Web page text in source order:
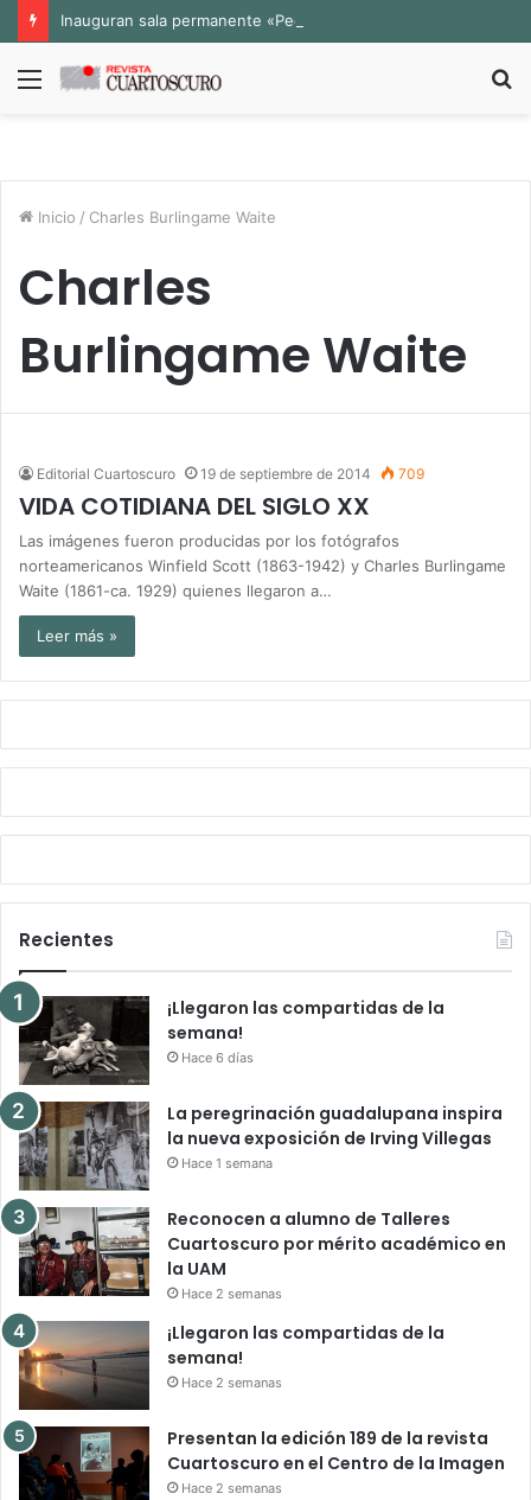
Menú
Inicio / Charles Burlingame Waite
Charles
Burlingame Waite
Editorial Cuartoscuro 19 de septiembre de 2014 709
VIDA COTIDIANA DEL SIGLO XX
Las imágenes fueron producidas por los fotógrafos
norteamericanos Winfield Scott (1863-1942) y Charles Burlingame
Waite (1861-ca. 1929) quienes llegaron a…
Leer más »
Recientes
¡Llegaron las compartidas de la
semana!
Hace 6 días
La peregrinación guadalupana inspira
la nueva exposición de Irving Villegas
Hace 1 semana
Reconocen a alumno de Talleres
Cuartoscuro por mérito académico en
la UAM
Hace 2 semanas
¡Llegaron las compartidas de la
semana!
Hace 2 semanas
Presentan la edición 189 de la revista
Cuartoscuro en el Centro de la Imagen
Hace 2 semanas